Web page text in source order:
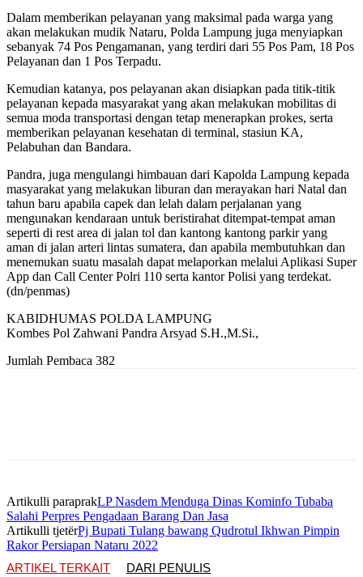
Dalam memberikan pelayanan yang maksimal pada warga yang
akan melakukan mudik Nataru, Polda Lampung juga menyiapkan
sebanyak 74 Pos Pengamanan, yang terdiri dari 55 Pos Pam, 18 Pos
Pelayanan dan 1 Pos Terpadu.
Kemudian katanya, pos pelayanan akan disiapkan pada titik-titik
pelayanan kepada masyarakat yang akan melakukan mobilitas di
semua moda transportasi dengan tetap menerapkan prokes, serta
memberikan pelayanan kesehatan di terminal, stasiun KA,
Pelabuhan dan Bandara.
Pandra, juga mengulangi himbauan dari Kapolda Lampung kepada
masyarakat yang melakukan liburan dan merayakan hari Natal dan
tahun baru apabila capek dan lelah dalam perjalanan yang
mengunakan kendaraan untuk beristirahat ditempat-tempat aman
seperti di rest area di jalan tol dan kantong kantong parkir yang
aman di jalan arteri lintas sumatera, dan apabila membutuhkan dan
menemukan suatu masalah dapat melaporkan melalui Aplikasi Super
App dan Call Center Polri 110 serta kantor Polisi yang terdekat.
(dn/penmas)
KABIDHUMAS POLDA LAMPUNG
Kombes Pol Zahwani Pandra Arsyad S.H.,M.Si.,
Jumlah Pembaca 382
Artikulli paraprakLP Nasdem Menduga Dinas Kominfo Tubaba
Salahi Perpres Pengadaan Barang Dan Jasa
Artikulli tjetërPj Bupati Tulang bawang Qudrotul Ikhwan Pimpin
Rakor Persiapan Nataru 2022
ARTIKEL TERKAIT
DARI PENULIS